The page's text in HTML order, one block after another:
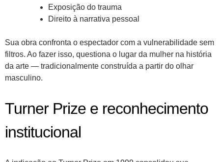
Exposição do trauma
Direito à narrativa pessoal
Sua obra confronta o espectador com a vulnerabilidade sem
filtros. Ao fazer isso, questiona o lugar da mulher na história
da arte — tradicionalmente construída a partir do olhar
masculino.
Turner Prize e reconhecimento
institucional